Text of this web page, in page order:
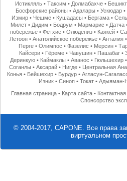
Истикляль• Таксим • Долмабахче•
Босфорские районы •Адалары •Ускюдар •
Измир• Чешме• Кушадасы • Бергама•
Милет• Дидим • Бодрум • Мармарис • Датча
побережье •Фетхие •Олюдениз • Каякёй •
Летоон •Анатолийское побережье •Анталия •
Перге •Олимпос •Фазелис • Мерсин •
Кайсери• Гёреме• Чавушин• Пашабаг•
Деринкую• Каймаклы • Аванос • Гюльшехир•
Соганлы • Аксарай• Нигде• Центральная
Конья • Бейшехир • Бурдур •Агласун-
Изник •Синоп •Токат •Адыяман-
Главная страница • Карта сайта •
Спонсорство
© 2004-2017, CAPONE. Все права
виртуальном